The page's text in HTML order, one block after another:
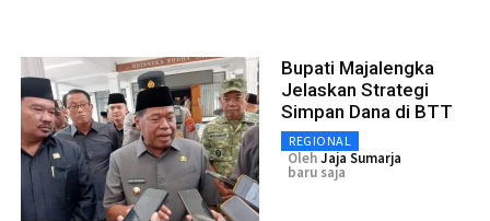
Bupati Majalengka
Jelaskan Strategi
Simpan Dana di BTT
REGIONAL
OlehJaja Sumarja
baru saja